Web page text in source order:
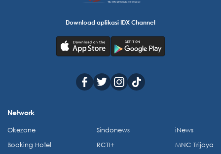
Download aplikasi IDX Channel
Network
Okezone
Booking Hotel
Sindonews
RCTI+
iNews
MNC Trijaya